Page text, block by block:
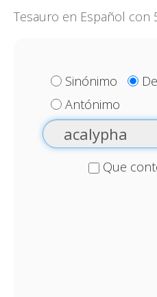
Tesauro en Español con
Sinónimo
Antónimo
Que